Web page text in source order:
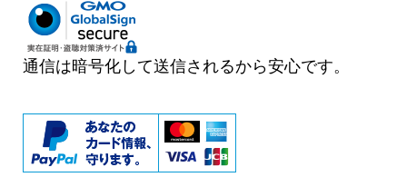
シ
ョ
ン
通信は暗号化して送信されるから安心です。